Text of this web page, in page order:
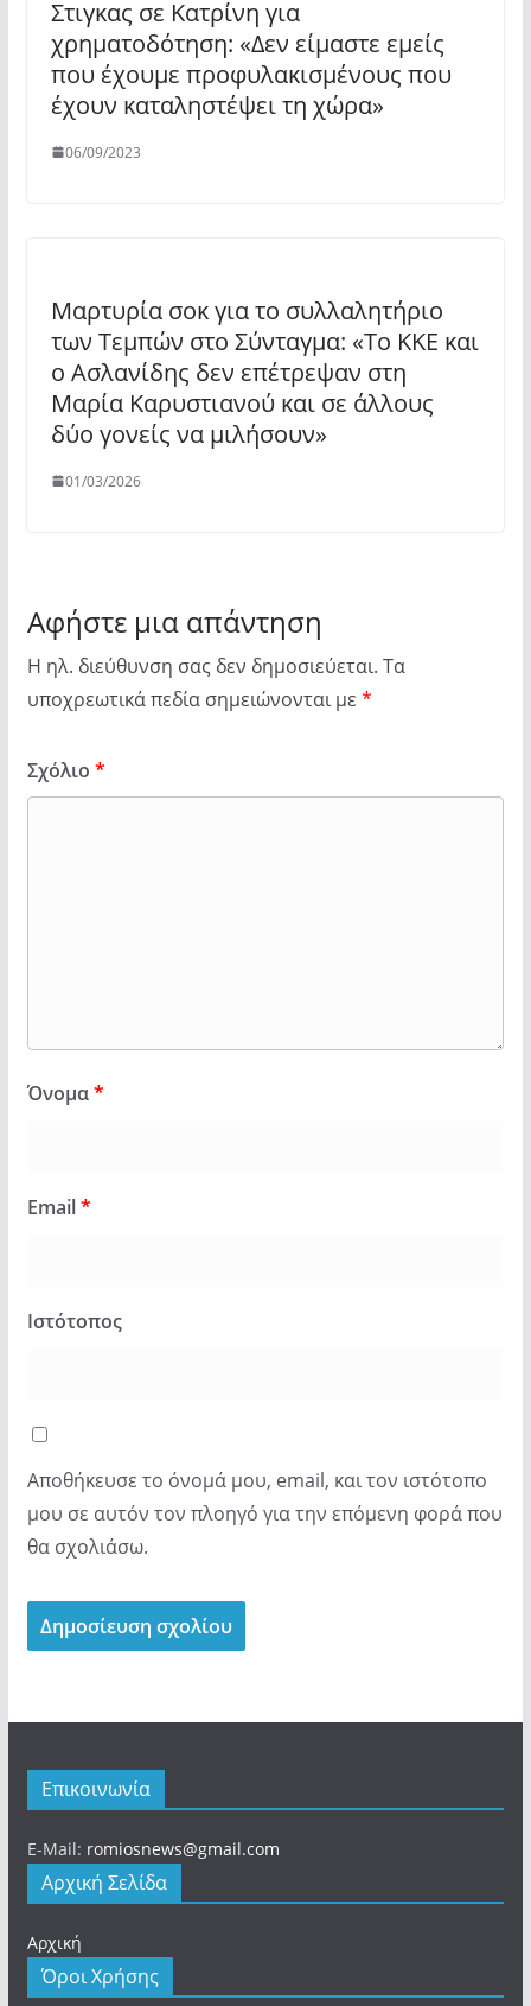
Στιγκας σε Κατρίνη για
χρηματοδότηση: «Δεν είμαστε εμείς
που έχουμε προφυλακισμένους που
έχουν καταληστέψει τη χώρα»
06/09/2023
Μαρτυρία σοκ για το συλλαλητήριο
των Τεμπών στο Σύνταγμα: «Το ΚΚΕ και
ο Ασλανίδης δεν επέτρεψαν στη
Μαρία Καρυστιανού και σε άλλους
δύο γονείς να μιλήσουν»
01/03/2026
Αφήστε μια απάντηση
Η ηλ. διεύθυνση σας δεν δημοσιεύεται. Τα
υποχρεωτικά πεδία σημειώνονται με *
Σχόλιο *
Όνομα*
Email*
Ιστότοπος
Αποθήκευσε το όνομά μου, email, και τον ιστότοπο
μου σε αυτόν τον πλοηγό για την επόμενη φορά που
θα σχολιάσω.
Επικοινωνία
E-Mail: romiosnews@gmail.com
Αρχική Σελίδα
Αρχική
Όροι Χρήσης